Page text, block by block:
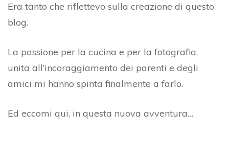
Era tanto che riflettevo sulla creazione di questo
blog.
La passione per la cucina e per la fotografia,
unita all’incoraggiamento dei parenti e degli
amici mi hanno spinta finalmente a farlo.
Ed eccomi qui, in questa nuova avventura…